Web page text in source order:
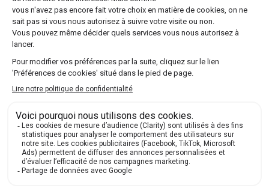
Découvrir nos professeurs
Réponses aux questions
posées par nos futurs élèves
🔍